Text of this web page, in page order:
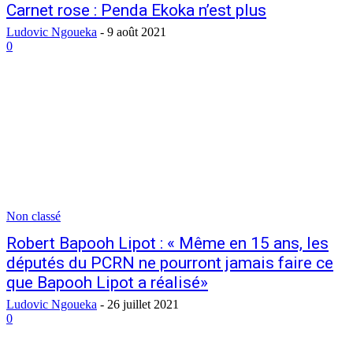
Carnet rose : Penda Ekoka n’est plus
Ludovic Ngoueka - 9 août 2021
0
Non classé
Robert Bapooh Lipot : « Même en 15 ans, les
députés du PCRN ne pourront jamais faire ce
que Bapooh Lipot a réalisé»
Ludovic Ngoueka - 26 juillet 2021
0